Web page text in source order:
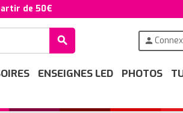
de 50€
search person
ENSEIGNES LED PHOTOS